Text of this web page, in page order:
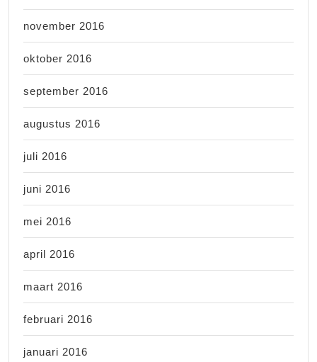
november 2016
oktober 2016
september 2016
augustus 2016
juli 2016
juni 2016
mei 2016
april 2016
maart 2016
februari 2016
januari 2016